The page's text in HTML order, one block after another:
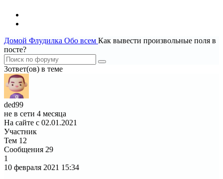
Домой Флудилка Обо всем Как вывести произвольные поля в
посте?
3ответ(ов) в теме
ded99
не в сети 4 месяца
На сайте с 02.01.2021
Участник
Тем 12
Сообщения 29
1
10 февраля 2021 15:34